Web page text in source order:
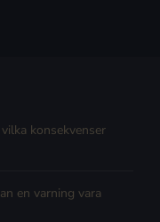
konsekvenser
en varning vara